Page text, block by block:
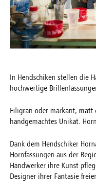
In Hendschiken stellen die
hochwertige
Filigran oder markant, matt
handgemachtes Unikat.
Dank dem Hendschiker
Hornfassungen aus der
Handwerker ihre Kunst
Designer ihrer Fantasie